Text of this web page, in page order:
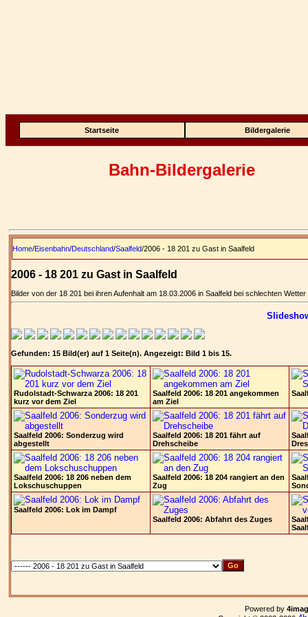
Startseite Bildergalerie
Bahn-Bildergalerie
Home/Eisenbahn/Deutschland/Saalfeld/2006 - 18 201 zu Gast in Saalfeld
2006 - 18 201 zu Gast in Saalfeld
Bilder von der 18 201 bei ihren Aufenhalt am 18.03.2006 in Saalfeld bei schlechten
Gefunden: 15 Bild(er) auf 1 Seite(n). Angezeigt: Bild 1 bis 15.
Rudolstadt-Schwarza 2006: 18 201
kurz vor dem Ziel
Saalfeld 2006: 18 201 angekommen
am Ziel
Saalfeld 2006: Sonderzug wird
abgestellt
Saalfeld 2006: 18 201 fährt auf
Drehscheibe
Saalfeld 2006: 18 206 neben dem
Lokschuschuppen
Saalfeld 2006: 18 204 rangiert an den
Zug
Saalfeld 2006: Lok im Dampf
Saalfeld 2006: Abfahrt des Zuges
Powered by